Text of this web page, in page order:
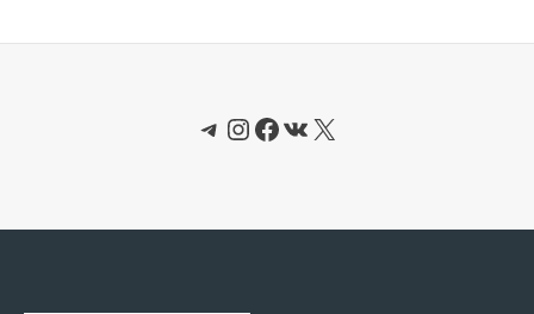
Telegram
Instagram
Facebook
ВКонтакте
X